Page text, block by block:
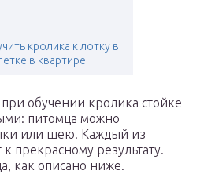
кролика к лотку в
в квартире
обучении кролика стойке
питомца можно
или шею. Каждый из
прекрасному результату.
как описано ниже.